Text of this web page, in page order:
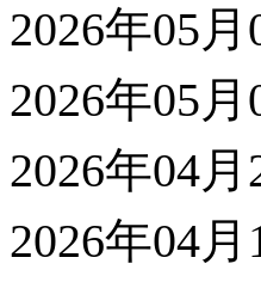
2026年05
2026年05
2026年04
2026年04